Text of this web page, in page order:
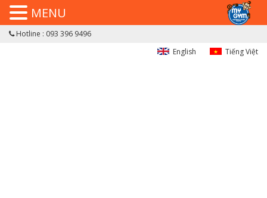
Hotline : 093 396 9496
English
Tiếng Việt
MENU